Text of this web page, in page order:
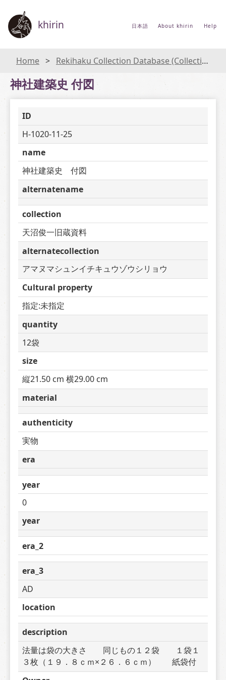
khirin 日本語 About khirin Help
Home Rekihaku Collection Database (Collections Database of the National Museum of Japanese History)
神社建築史 付図
ID
H-1020-11-25
name
神社建築史　付図
alternatename
collection
天沼俊一旧蔵資料
alternatecollection
アマヌマシュンイチキュウゾウシリョウ
Cultural property
指定:未指定
quantity
12袋
size
縦21.50 cm 横29.00 cm
material
authenticity
実物
era
year
0
year
era_2
era_3
AD
location
description
法量は袋の大きさ　　同じもの１２袋　　１袋１
３枚（１９．８ｃｍ×２６．６ｃｍ）　　紙袋付